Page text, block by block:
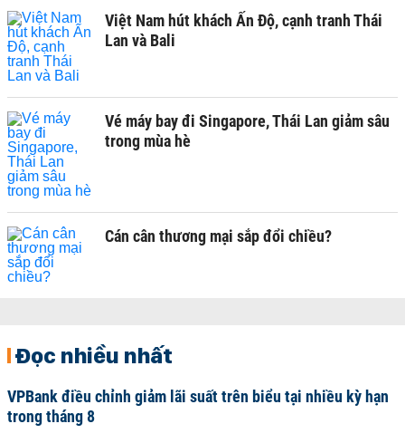
Việt Nam hút khách Ấn Độ, cạnh tranh Thái
Lan và Bali
Vé máy bay đi Singapore, Thái Lan giảm sâu
trong mùa hè
Cán cân thương mại sắp đổi chiều?
Đọc nhiều nhất
VPBank điều chỉnh giảm lãi suất trên biểu tại nhiều kỳ hạn
trong tháng 8